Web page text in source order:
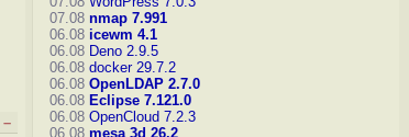
–
07.08 nmap 7.991
06.08 icewm 4.1
06.08 Deno 2.9.5
06.08 docker 29.7.2
06.08 OpenLDAP 2.7.0
06.08 Eclipse 7.121.0
06.08 OpenCloud 7.2.3
06.08 mesa 3d 26.2